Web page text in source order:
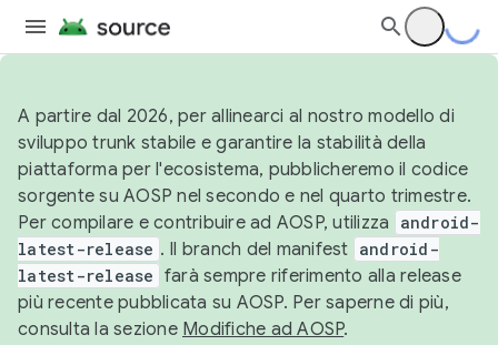
A partire dal 2026, per allinearci al nostro modello di
sviluppo trunk stabile e garantire la stabilità della
piattaforma per l'ecosistema, pubblicheremo il codice
sorgente su AOSP nel secondo e nel quarto trimestre.
Per compilare e contribuire ad AOSP, utilizza
android-
latest-release . Il branch del manifest android-
latest-release farà sempre riferimento alla release
più recente pubblicata su AOSP. Per saperne di più,
consulta la sezione Modifiche ad AOSP.